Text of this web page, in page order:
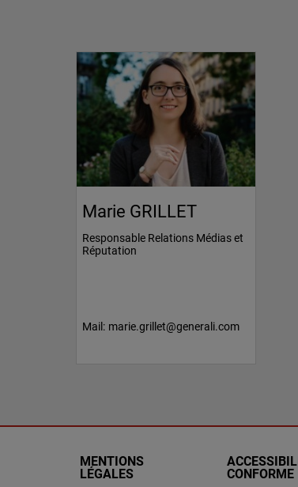
Marie GRILLET
Responsable Relations Médias et
Réputation
Mail: marie.grillet@generali.com
MENTIONS
LÉGALES
CONFORME